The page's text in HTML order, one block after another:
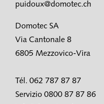
puidoux@domotec.ch
Domotec SA
Via Cantonale 8
6805 Mezzovico-Vira
Tél. 062 787 87 87
Servizio 0800 87 87 86